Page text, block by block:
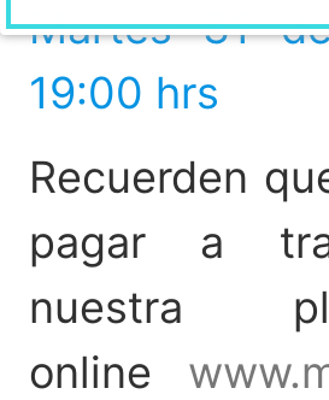
Martes 31
19:00 hrs
Recuerden
pagar a
nuestra
online